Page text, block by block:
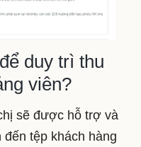
duy trì thu
viên?
sẽ được hỗ trợ và
tệp khách hàng